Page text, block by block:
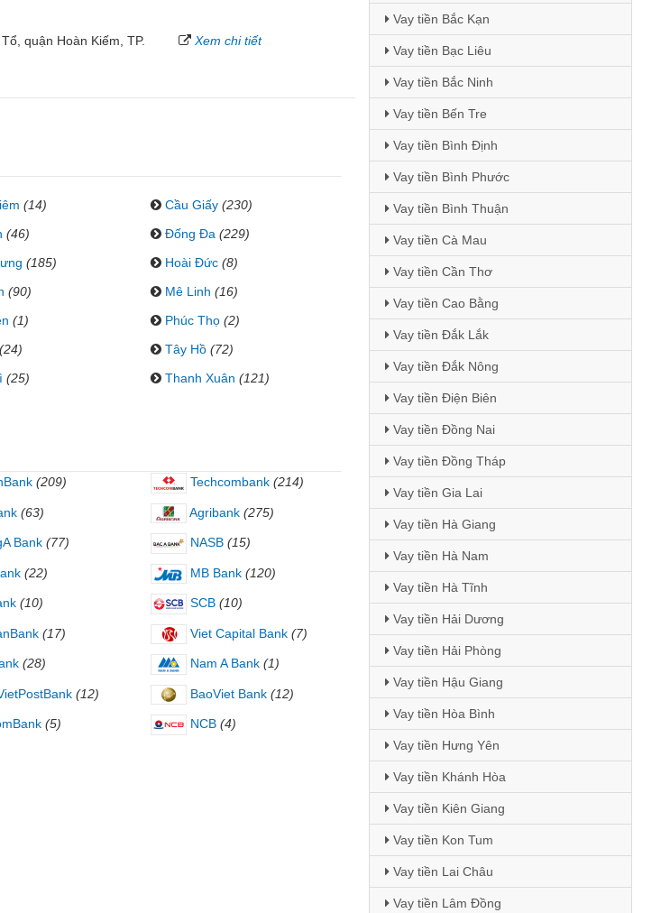
quận Hoàn Kiếm, TP.
Xem chi tiết
(14) Cầu Giấy (230)
(46) Đống Đa (229)
(185) Hoài Đức (8)
(90) Mê Linh (16)
(1) Phúc Thọ (2)
(24) Tây Hồ (72)
(25) Thanh Xuân (121)
(209) Techcombank (214)
(63) Agribank (275)
Bank (77) NASB (15)
(22) MB Bank (120)
(10) SCB (10)
(17) Viet Capital Bank (7)
(28) Nam A Bank (1)
(12) BaoViet Bank (12)
(5) NCB (4)
Vay tiền Bắc Kạn
Vay tiền Bạc Liêu
Vay tiền Bắc Ninh
Vay tiền Bến Tre
Vay tiền Bình Định
Vay tiền Bình Phước
Vay tiền Bình Thuận
Vay tiền Cà Mau
Vay tiền Cần Thơ
Vay tiền Cao Bằng
Vay tiền Đắk Lắk
Vay tiền Đắk Nông
Vay tiền Điện Biên
Vay tiền Đồng Nai
Vay tiền Đồng Tháp
Vay tiền Gia Lai
Vay tiền Hà Giang
Vay tiền Hà Nam
Vay tiền Hà Tĩnh
Vay tiền Hải Dương
Vay tiền Hải Phòng
Vay tiền Hậu Giang
Vay tiền Hòa Bình
Vay tiền Hưng Yên
Vay tiền Khánh Hòa
Vay tiền Kiên Giang
Vay tiền Kon Tum
Vay tiền Lai Châu
Vay tiền Lâm Đồng